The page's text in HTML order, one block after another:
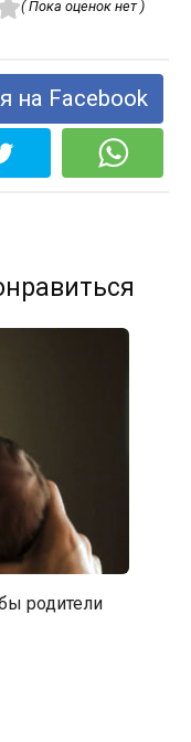
( Пока оценок нет )
на Facebook
родители